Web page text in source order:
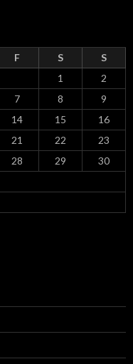
F S S
1
2
7 8
9
14 15
16
21 22
23
28 29
30